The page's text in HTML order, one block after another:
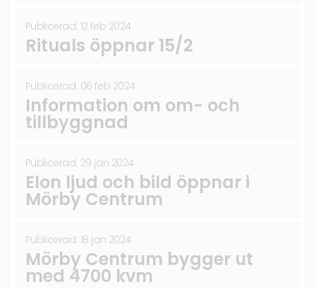
Publicerad: 12 feb 2024
Rituals öppnar 15/2
Publicerad: 06 feb 2024
Information om om- och
tillbyggnad
Publicerad: 29 jan 2024
Elon ljud och bild öppnar i
Mörby Centrum
Publicerad: 18 jan 2024
Mörby Centrum bygger ut
med 4700 kvm